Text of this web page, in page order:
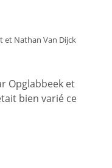
et Nathan Van Dijck
Opglabbeek et
bien varié ce